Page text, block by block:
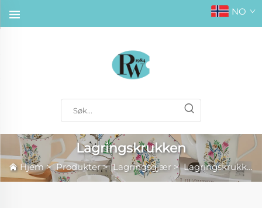
NO
Lagringskrukken
Hjem>Produkter>Lagringsgjær >Lagringskrukken